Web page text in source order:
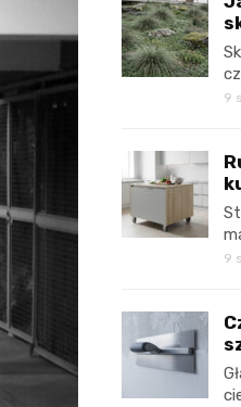
9
9